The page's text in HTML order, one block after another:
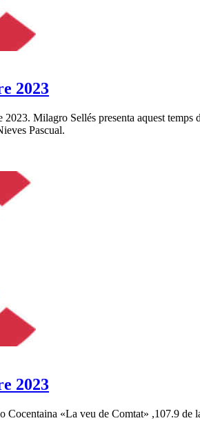
2023
Milagro Sellés presenta aquest
Pascual.
2023
Cocentaina «La veu de Comtat» ,107.9 de